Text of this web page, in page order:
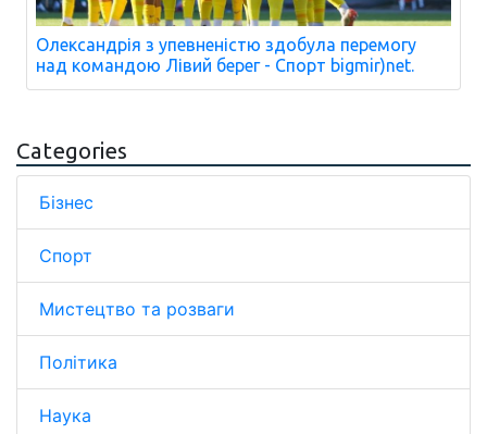
Олександрія з упевненістю здобула перемогу
над командою Лівий берег - Спорт bigmir)net.
Categories
Бізнес
Спорт
Мистецтво та розваги
Політика
Наука